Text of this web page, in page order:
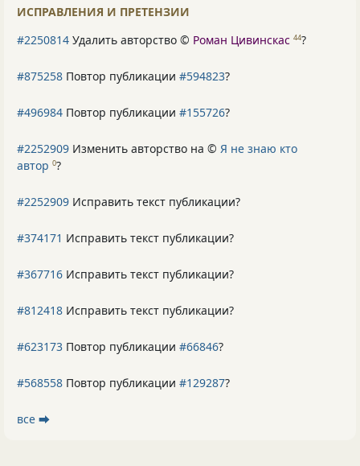
ИСПРАВЛЕНИЯ И ПРЕТЕНЗИИ
#2250814 Удалить авторство © Роман Цивинскас 44?
#875258 Повтор публикации #594823?
#496984 Повтор публикации #155726?
#2252909 Изменить авторство на © Я не знаю кто
автор 0?
#2252909 Исправить текст публикации?
#374171 Исправить текст публикации?
#367716 Исправить текст публикации?
#812418 Исправить текст публикации?
#623173 Повтор публикации #66846?
#568558 Повтор публикации #129287?
все ⮕